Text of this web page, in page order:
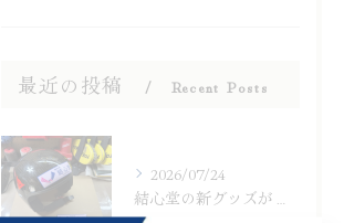
最近の投稿 Recent Posts
2026/07/24
結心堂の新グッズが登場！ステッカー販売